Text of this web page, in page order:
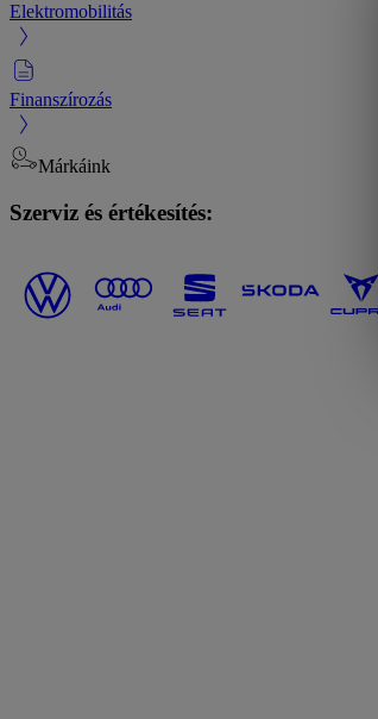
Elektromobilitás
Finanszírozás
Márkáink
Szerviz és értékesítés: